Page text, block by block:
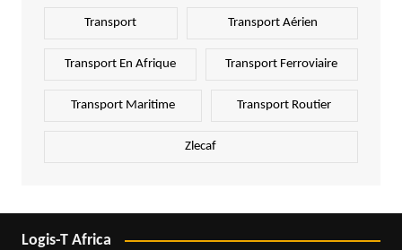
Transport Transport Aérien
Transport En Afrique Transport Ferroviaire
Transport Maritime Transport Routier
Zlecaf
Logis-T Africa